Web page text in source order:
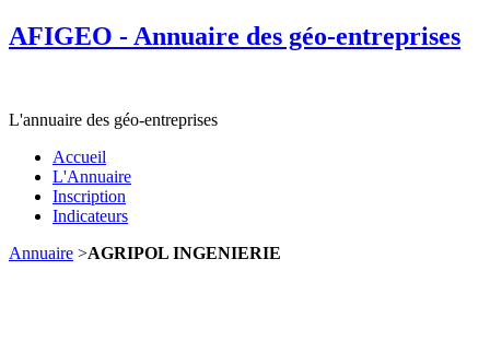
AFIGEO - Annuaire des géo-entreprises
L'annuaire des géo-entreprises
Accueil
L'Annuaire
Inscription
Indicateurs
Annuaire >AGRIPOL INGENIERIE